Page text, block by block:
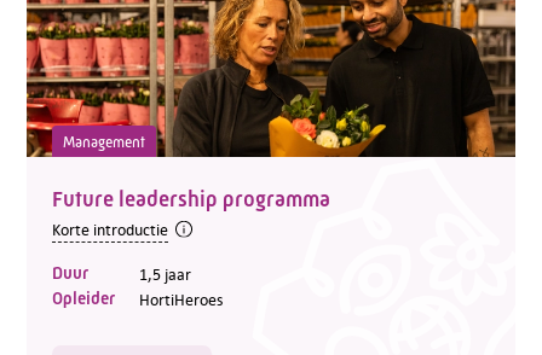
Management
Future leadership programma
Korte introductie
Duur 1,5 jaar
Opleider HortiHeroes